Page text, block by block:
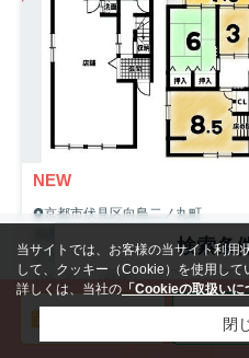
NEW
京都市伏見区向島二ノ丸町
2,580万円（参考価格）管理
105.20㎡（6DK）
京阪宇治線「観月橋」駅 徒歩
検索条
当サイトでは、お客様の当サイト利用
して、クッキー（Cookie）を使用して
詳しくは、当社の 「Cookieの取扱い
閉